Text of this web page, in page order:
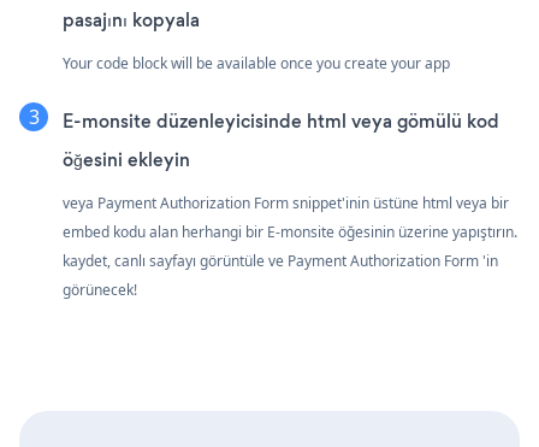
pasajını kopyala
Your code block will be available once you create your app
E-monsite düzenleyicisinde html veya gömülü kod
öğesini ekleyin
veya Payment Authorization Form snippet'inin üstüne html veya bir
embed kodu alan herhangi bir E-monsite öğesinin üzerine yapıştırın.
kaydet, canlı sayfayı görüntüle ve Payment Authorization Form 'in
görünecek!